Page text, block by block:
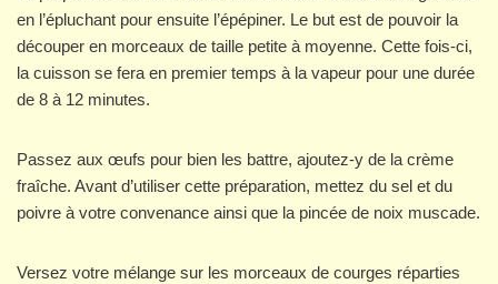
en l’épluchant pour ensuite l’épépiner. Le but est de pouvoir la
découper en morceaux de taille petite à moyenne. Cette fois-ci,
la cuisson se fera en premier temps à la vapeur pour une durée
de 8 à 12 minutes.
Passez aux œufs pour bien les battre, ajoutez-y de la crème
fraîche. Avant d’utiliser cette préparation, mettez du sel et du
poivre à votre convenance ainsi que la pincée de noix muscade.
Versez votre mélange sur les morceaux de courges réparties